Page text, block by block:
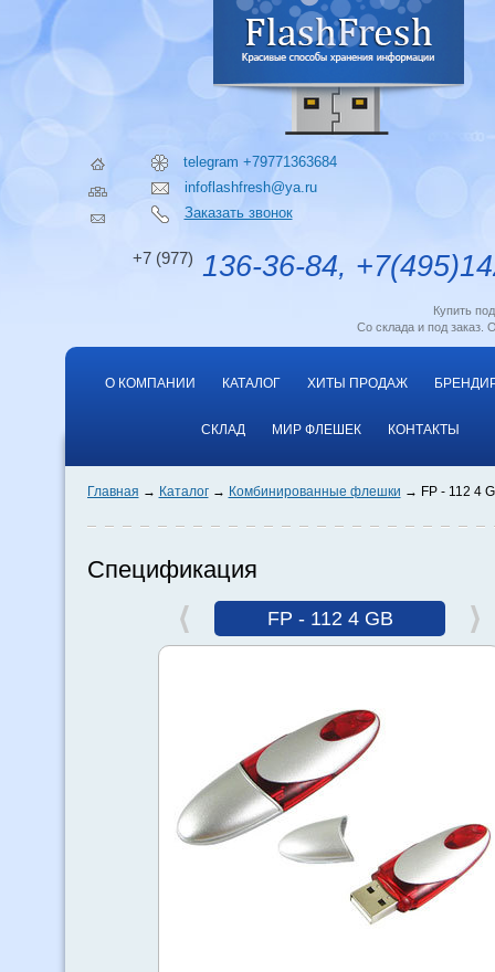
telegram +79771363684
infoflashfresh@ya.ru
Заказать звонок
+7 (977) 136-36-84,
Купить
Со склада и под заказ.
О КОМПАНИИ КАТАЛОГ ХИТЫ ПРОДАЖ
СКЛАД МИР ФЛЕШЕК КОНТАКТЫ
Главная Каталог Комбинированные флешки FP - 112 4
Спецификация
FP - 112 4 GB